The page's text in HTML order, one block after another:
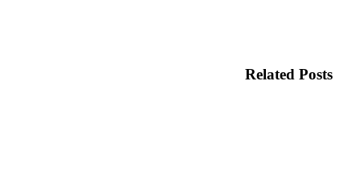
Related Posts